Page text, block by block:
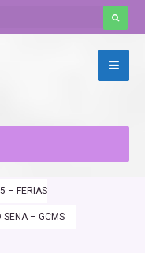
– FERIAS
SENA – GCMS